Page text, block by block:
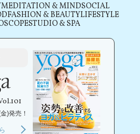
MEDITATION & MINDSOCIAL
FASHION & BEAUTYLIFESTYLE
STUDIO & SPA
)発売！